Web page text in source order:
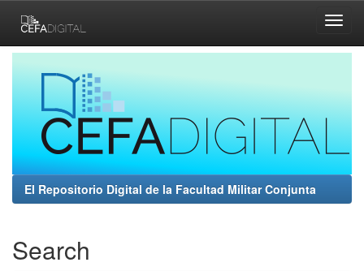
navigation
El Repositorio Digital de la Facultad Militar Conjunta
Search